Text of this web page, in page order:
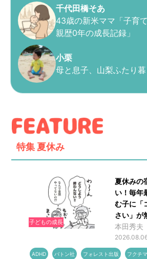
千代田橋そあ
43歳の新米ママ「子育
親歴0年の成長記録」
小栗
母と息子、山梨ふたり
特集 夏休み
子どもの成長
夏休みの
い！毎年
む子に「
さい」が
本田秀夫
ADHD バトン社 フォレスト出版 フクチ